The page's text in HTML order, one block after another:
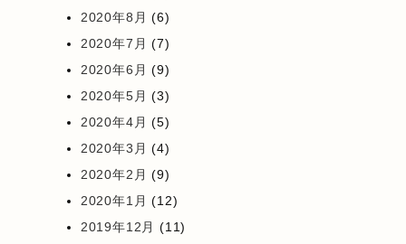
2020年8月 (6)
2020年7月 (7)
2020年6月 (9)
2020年5月 (3)
2020年4月 (5)
2020年3月 (4)
2020年2月 (9)
2020年1月 (12)
2019年12月 (11)